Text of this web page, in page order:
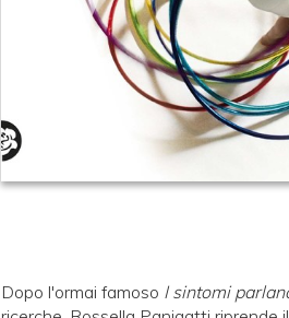
Dopo l'ormai famoso I sintomi